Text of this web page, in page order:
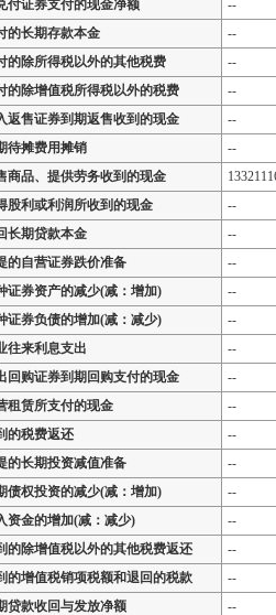
付证券支付的现金净额
--
的长期存款本金
--
的除所得税以外的其他税费
--
的除增值税所得税以外的税费
--
返售证券到期返售收到的现金
--
待摊费用摊销
--
商品、提供劳务收到的现金
股利或利润所收到的现金
--
长期贷款本金
--
的自营证券跌价准备
--
证券资产的减少(减：增加)
--
证券负债的增加(减：减少)
--
往来利息支出
--
回购证券到期回购支付的现金
--
租赁所支付的现金
--
的税费返还
--
的长期投资减值准备
--
债权投资的减少(减：增加)
--
资金的增加(减：减少)
--
的除增值税以外的其他税费返还
--
的增值税销项税额和退回的税款
--
贷款收回与发放净额
--